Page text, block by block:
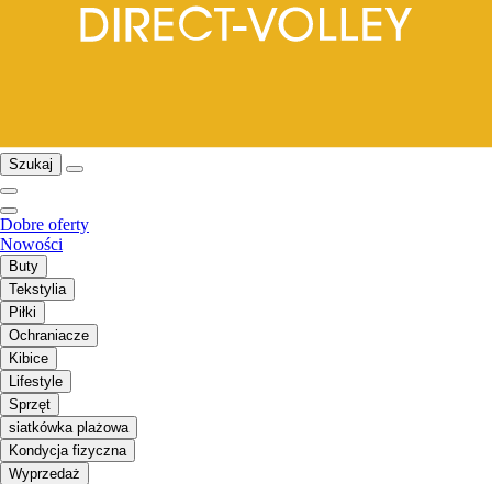
Szukaj
Dobre oferty
Nowości
Buty
Tekstylia
Piłki
Ochraniacze
Kibice
Lifestyle
Sprzęt
siatkówka plażowa
Kondycja fizyczna
Wyprzedaż